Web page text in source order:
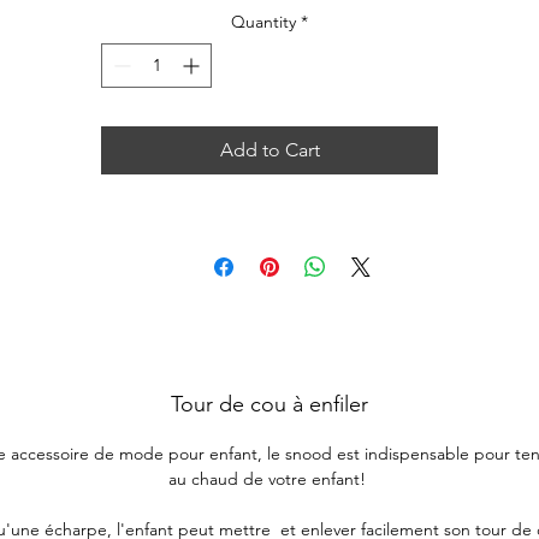
Quantity *
Add to Cart
Tour de cou à enfiler
accessoire de mode pour enfant, le snood est indispensable pour
au chaud de votre enfant!
écharpe, l'enfant peut mettre et enlever facilement son tour de